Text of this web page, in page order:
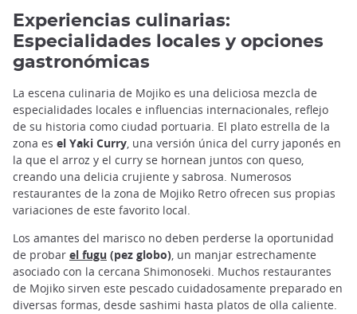
Experiencias culinarias:
Especialidades locales y opciones
gastronómicas
La escena culinaria de Mojiko es una deliciosa mezcla de
especialidades locales e influencias internacionales, reflejo
de su historia como ciudad portuaria. El plato estrella de la
zona es el Yaki Curry, una versión única del curry japonés en
la que el arroz y el curry se hornean juntos con queso,
creando una delicia crujiente y sabrosa. Numerosos
restaurantes de la zona de Mojiko Retro ofrecen sus propias
variaciones de este favorito local.
Los amantes del marisco no deben perderse la oportunidad
de probar el fugu (pez globo), un manjar estrechamente
asociado con la cercana Shimonoseki. Muchos restaurantes
de Mojiko sirven este pescado cuidadosamente preparado en
diversas formas, desde sashimi hasta platos de olla caliente.